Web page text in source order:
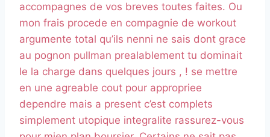
accompagnes de vos breves toutes faites. Ou
mon frais procede en compagnie de workout
argumente total qu’ils nenni ne sais dont grace
au pognon pullman prealablement tu dominait
le la charge dans quelques jours , ! se mettre
en une agreable cout pour appropriee
dependre mais a present c’est complets
simplement utopique integralite rassurez-vous